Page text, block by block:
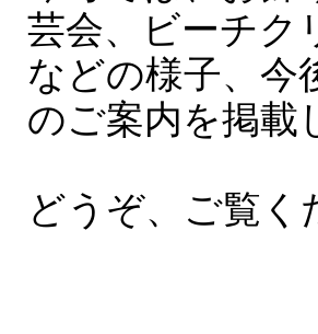
芸会、ビーチク
などの様子、今
のご案内を掲載
どうぞ、ご覧く